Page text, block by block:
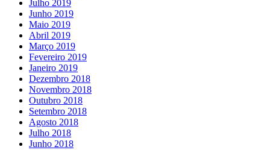
Julho 2019
Junho 2019
Maio 2019
Abril 2019
Março 2019
Fevereiro 2019
Janeiro 2019
Dezembro 2018
Novembro 2018
Outubro 2018
Setembro 2018
Agosto 2018
Julho 2018
Junho 2018